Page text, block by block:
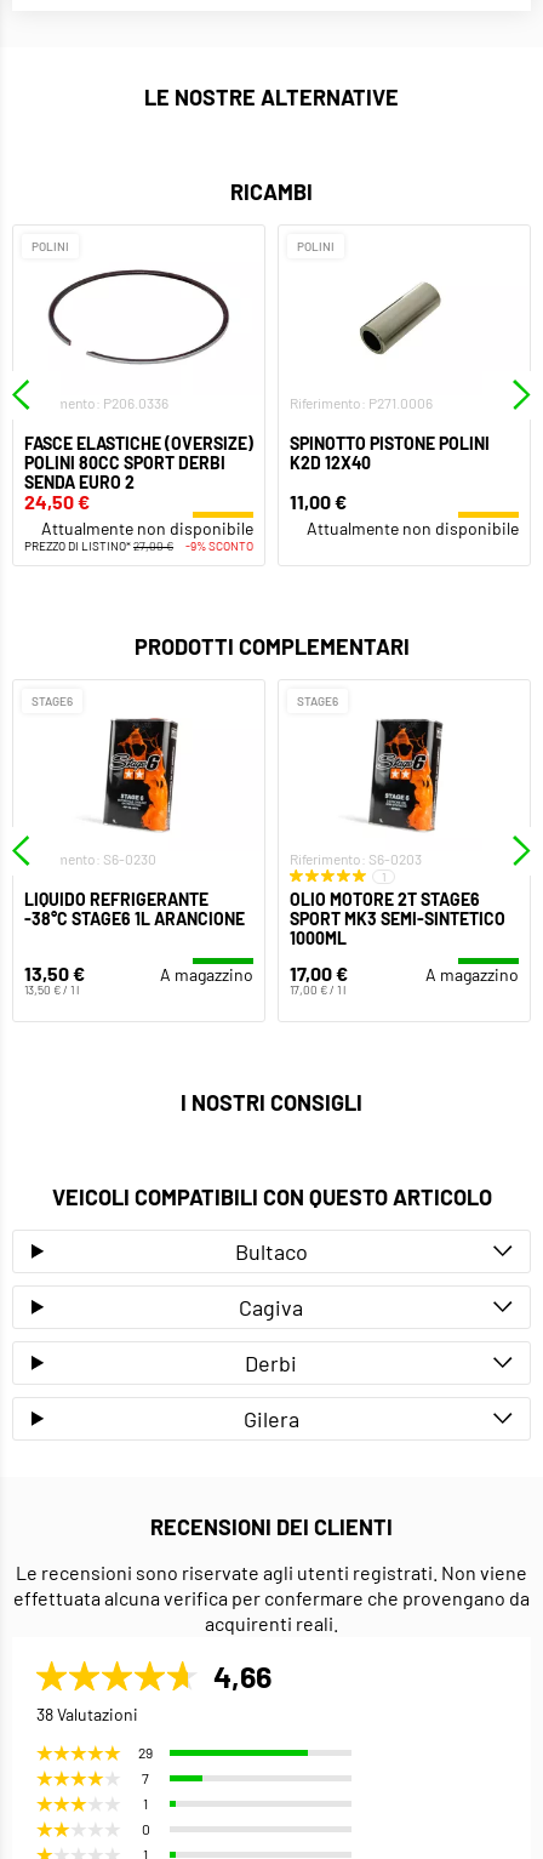
LE NOSTRE ALTERNATIVE
RICAMBI
POLINI
Riferimento: P206.0336
FASCE ELASTICHE (OVERSIZE)
POLINI 80CC SPORT DERBI
SENDA EURO 2
24,50 €
Attualmente non disponibile
PREZZO DI LISTINO*27,00 € -9% SCONTO
POLINI
Riferimento: P271.0006
SPINOTTO PISTONE POLINI
K2D 12X40
11,00 €
Attualmente non disponibile
PRODOTTI COMPLEMENTARI
STAGE6
Riferimento: S6-0230
LIQUIDO REFRIGERANTE
-38°C STAGE6 1L ARANCIONE
13,50 €
13,50 € / 1 l
A magazzino
STAGE6
Riferimento: S6-0203
1
OLIO MOTORE 2T STAGE6
SPORT MK3 SEMI-SINTETICO
1000ML
17,00 €
17,00 € / 1 l
A magazzino
I NOSTRI CONSIGLI
VEICOLI COMPATIBILI CON QUESTO ARTICOLO
Bultaco
Cagiva
Derbi
Gilera
RECENSIONI DEI CLIENTI
Le recensioni sono riservate agli utenti registrati. Non viene
effettuata alcuna verifica per confermare che provengano da
acquirenti reali.
4,66
38 Valutazioni
29
7
1
0
1